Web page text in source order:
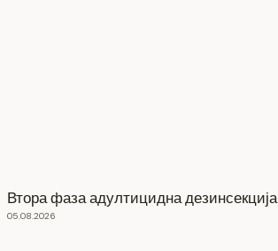
Втора фаза адултицидна дезинсекција
05.08.2026